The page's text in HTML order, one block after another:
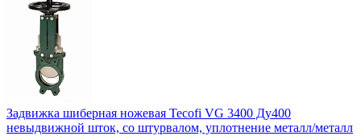
Задвижка шиберная ножевая Tecofi VG 3400 Ду400
невыдвижной шток, со штурвалом, уплотнение металл/металл